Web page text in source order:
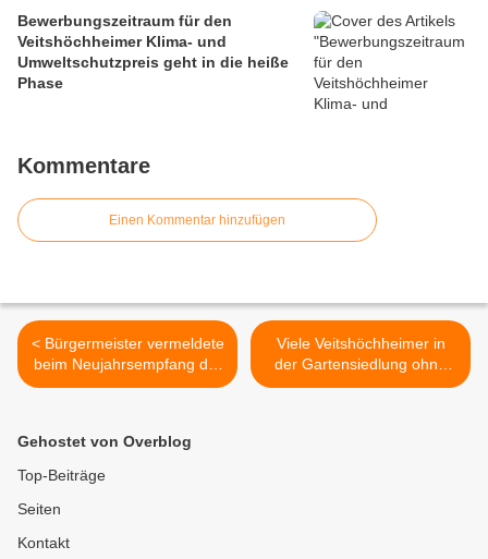
Bewerbungszeitraum für den
Veitshöchheimer Klima- und
Umweltschutzpreis geht in die heiße
Phase
Kommentare
Einen Kommentar hinzufügen
< Bürgermeister vermeldete
beim Neujahrsempfang der
Gemeinde Veitshöchheim
Viele Veitshöchheimer in
der Gartensiedlung ohne
Mitteilungsblatt 3/2013 - bei
Gehostet von Overblog
Top-Beiträge
Seiten
Kontakt